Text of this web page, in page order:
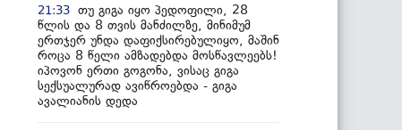
21:33 თუ გიგა იყო პედოფილი, 28
წლის და 8 თვის მანძილზე, მინიმუმ
ერთჯერ უნდა დაფიქსირებულიყო, მაშინ
როცა 8 წელი ამზადებდა მოსწავლეებს!
იპოვონ ერთი გოგონა, ვისაც გიგა
სექსუალურად ავიწროებდა - გიგა
ავალიანის დედა